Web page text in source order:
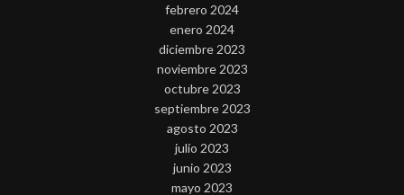
febrero 2024
enero 2024
diciembre 2023
noviembre 2023
octubre 2023
septiembre 2023
agosto 2023
julio 2023
junio 2023
mayo 2023